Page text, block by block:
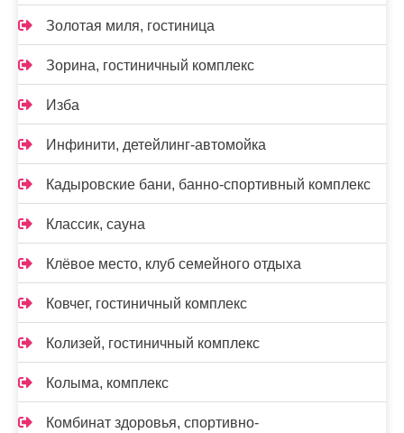
Золотая миля, гостиница
Зорина, гостиничный комплекс
Изба
Инфинити, детейлинг-автомойка
Кадыровские бани, банно-спортивный комплекс
Классик, сауна
Клёвое место, клуб семейного отдыха
Ковчег, гостиничный комплекс
Колизей, гостиничный комплекс
Колыма, комплекс
Комбинат здоровья, спортивно-